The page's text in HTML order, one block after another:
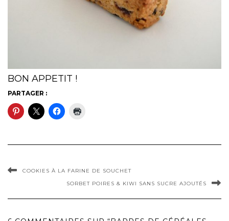
BON APPETIT !
PARTAGER :
COOKIES À LA FARINE DE SOUCHET
SORBET POIRES & KIWI SANS SUCRE AJOUTÉS